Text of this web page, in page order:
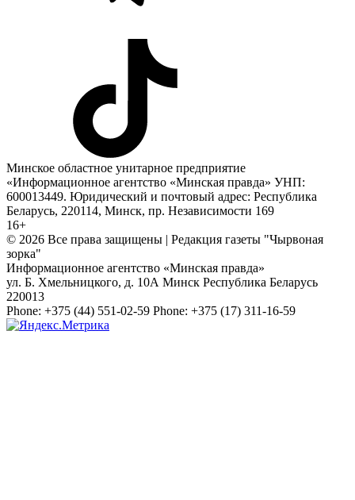
Минское областное унитарное предприятие
«Информационное агентство «Минская правда» УНП:
600013449. Юридический и почтовый адрес: Республика
Беларусь, 220114, Минск, пр. Независимости 169
16+
© 2026 Все права защищены | Редакция газеты "Чырвоная
зорка"
Информационное агентство «Минская правда»
ул. Б. Хмельницкого, д. 10А Минск Республика Беларусь
220013
Phone: +375 (44) 551-02-59 Phone: +375 (17) 311-16-59